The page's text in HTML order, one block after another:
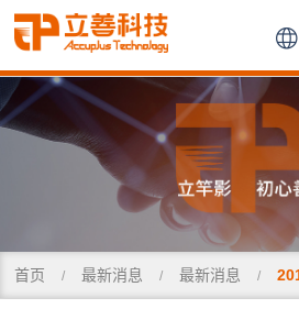
首页 最新消息 最新消息